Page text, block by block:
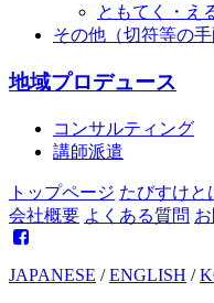
ともてく・え
その他（切符等の手
地域プロデュース
コンサルティング
講師派遣
トップページ たびすけと
会社概要 よくある質問
JAPANESE /ENGLISH /